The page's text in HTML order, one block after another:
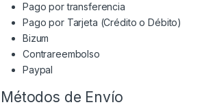
Pago por transferencia
Pago por Tarjeta (Crédito o Débito)
Bizum
Contrareembolso
Paypal
Métodos de Envío